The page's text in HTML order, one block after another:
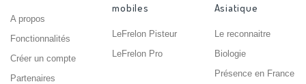
A propos
Fonctionnalités
Créer un compte
Partenaires
mobiles
LeFrelon Pisteur
LeFrelon Pro
Asiatique
Le reconnaitre
Biologie
Présence en France